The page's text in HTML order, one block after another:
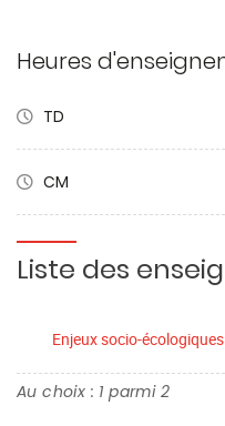
Heures
TD
CM
Liste des
Enjeux socio-écologiques
Au choix : 1 parmi 2